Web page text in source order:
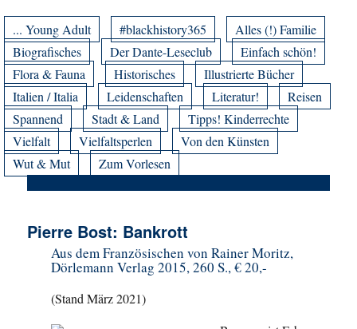
... Young Adult #blackhistory365
Alles (!) Familie
Biografisches
Der Dante-Leseclub
Einfach schön!
Flora & Fauna
Historisches
Illustrierte Bücher
Italien / Italia
Leidenschaften Literatur!
Reisen
Spannend
Stadt & Land
Tipps! Kinderrechte
Vielfalt
Vielfaltsperlen
Von den Künsten
Wut & Mut
Zum Vorlesen
Pierre Bost: Bankrott
Aus dem Französischen von Rainer Moritz,
Dörlemann Verlag 2015, 260 S., € 20,-
(Stand März 2021)